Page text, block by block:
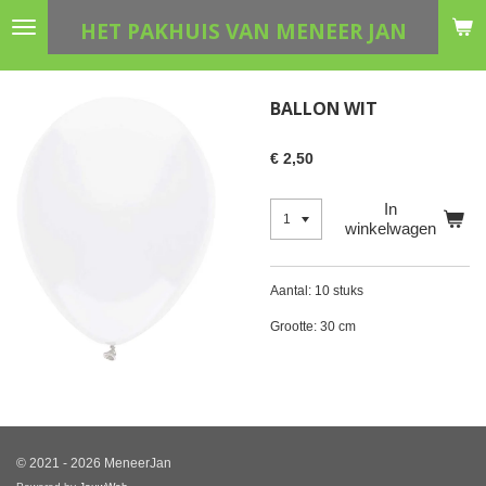
Ga
HET PAKHUIS VAN MENEER JAN
BALLON WIT
€ 2,50
In
winkelwagen
Aantal: 10 stuks
Grootte: 30 cm
© 2021 - 2026 MeneerJan